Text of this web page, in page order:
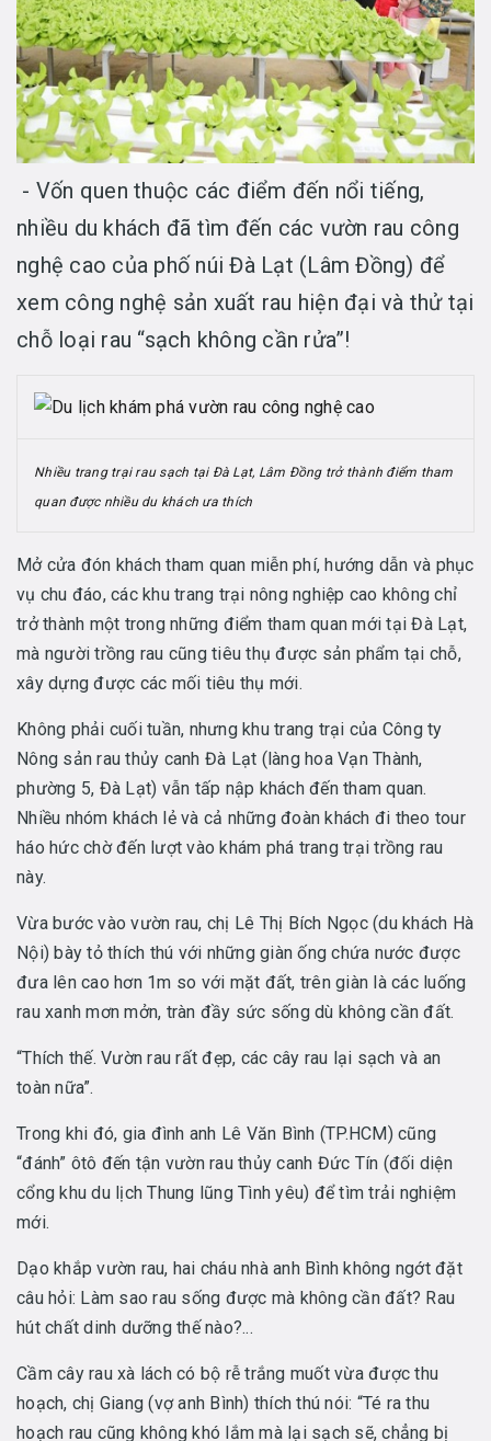
- Vốn quen thuộc các điểm đến nổi tiếng,
nhiều du khách đã tìm đến các vườn rau công
nghệ cao của phố núi Đà Lạt (Lâm Đồng) để
xem công nghệ sản xuất rau hiện đại và thử tại
chỗ loại rau “sạch không cần rửa”!
Nhiều trang trại rau sạch tại Đà Lạt, Lâm Đồng trở thành điểm tham
quan được nhiều du khách ưa thích
Mở cửa đón khách tham quan miễn phí, hướng dẫn và phục
vụ chu đáo, các khu trang trại nông nghiệp cao không chỉ
trở thành một trong những điểm tham quan mới tại Đà Lạt,
mà người trồng rau cũng tiêu thụ được sản phẩm tại chỗ,
xây dựng được các mối tiêu thụ mới.
Không phải cuối tuần, nhưng khu trang trại của Công ty
Nông sản rau thủy canh Đà Lạt (làng hoa Vạn Thành,
phường 5, Đà Lạt) vẫn tấp nập khách đến tham quan.
Nhiều nhóm khách lẻ và cả những đoàn khách đi theo tour
háo hức chờ đến lượt vào khám phá trang trại trồng rau
này.
Vừa bước vào vườn rau, chị Lê Thị Bích Ngọc (du khách Hà
Nội) bày tỏ thích thú với những giàn ống chứa nước được
đưa lên cao hơn 1m so với mặt đất, trên giàn là các luống
rau xanh mơn mởn, tràn đầy sức sống dù không cần đất.
“Thích thế. Vườn rau rất đẹp, các cây rau lại sạch và an
toàn nữa”.
Trong khi đó, gia đình anh Lê Văn Bình (TP.HCM) cũng
“đánh” ôtô đến tận vườn rau thủy canh Đức Tín (đối diện
cổng khu du lịch Thung lũng Tình yêu) để tìm trải nghiệm
mới.
Dạo khắp vườn rau, hai cháu nhà anh Bình không ngớt đặt
câu hỏi: Làm sao rau sống được mà không cần đất? Rau
hút chất dinh dưỡng thế nào?...
Cầm cây rau xà lách có bộ rễ trắng muốt vừa được thu
hoạch, chị Giang (vợ anh Bình) thích thú nói: “Té ra thu
hoạch rau cũng không khó lắm mà lại sạch sẽ, chẳng bị